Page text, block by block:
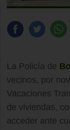
La Policía de
vecinos, por
Vacaciones
de viviendas,
acceder ante